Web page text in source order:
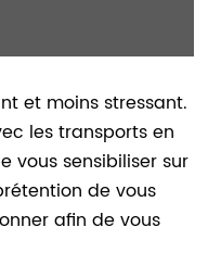
et moins stressant.
les transports en
vous sensibiliser sur
de vous
afin de vous